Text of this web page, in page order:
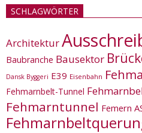
SCHLAGWÖRTER
Architektur
Baubranche Bausektor
Dansk Byggeri E39 Eisenbahn
Fehmarnbelt-Tunnel
Fehmarntunnel Femern